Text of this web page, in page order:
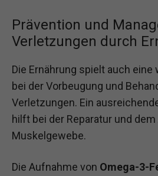
Prävention und
Verletzungen durch
Die Ernährung spielt auch
bei der Vorbeugung und
Verletzungen. Ein
hilft bei der Reparatur und
Muskelgewebe.
Die Aufnahme von Omega-3-